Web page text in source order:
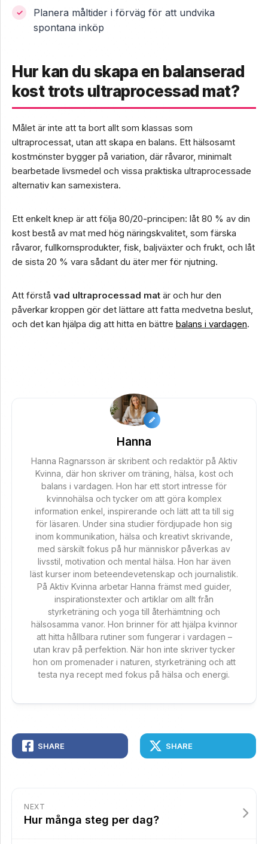
Planera måltider i förväg för att undvika
spontana inköp
Hur kan du skapa en balanserad
kost trots ultraprocessad mat?
Målet är inte att ta bort allt som klassas som
ultraprocessat, utan att skapa en balans. Ett hälsosamt
kostmönster bygger på variation, där råvaror, minimalt
bearbetade livsmedel och vissa praktiska ultraprocessade
alternativ kan samexistera.
Ett enkelt knep är att följa 80/20-principen: låt 80 % av din
kost bestå av mat med hög näringskvalitet, som färska
råvaror, fullkornsprodukter, fisk, baljväxter och frukt, och låt
de sista 20 % vara sådant du äter mer för njutning.
Att förstå vad ultraprocessad mat är och hur den
påverkar kroppen gör det lättare att fatta medvetna beslut,
och det kan hjälpa dig att hitta en bättre balans i vardagen.
Hanna
Hanna Ragnarsson är skribent och redaktör på Aktiv
Kvinna, där hon skriver om träning, hälsa, kost och
balans i vardagen. Hon har ett stort intresse för
kvinnohälsa och tycker om att göra komplex
information enkel, inspirerande och lätt att ta till sig
för läsaren. Under sina studier fördjupade hon sig
inom kommunikation, hälsa och kreativt skrivande,
med särskilt fokus på hur människor påverkas av
livsstil, motivation och mental hälsa. Hon har även
läst kurser inom beteendevetenskap och journalistik.
På Aktiv Kvinna arbetar Hanna främst med guider,
inspirationstexter och artiklar om allt från
styrketräning och yoga till återhämtning och
hälsosamma vanor. Hon brinner för att hjälpa kvinnor
att hitta hållbara rutiner som fungerar i vardagen –
utan krav på perfektion. När hon inte skriver tycker
hon om promenader i naturen, styrketräning och att
testa nya recept med fokus på hälsa och energi.
SHARE SHARE
NEXT
Hur många steg per dag?